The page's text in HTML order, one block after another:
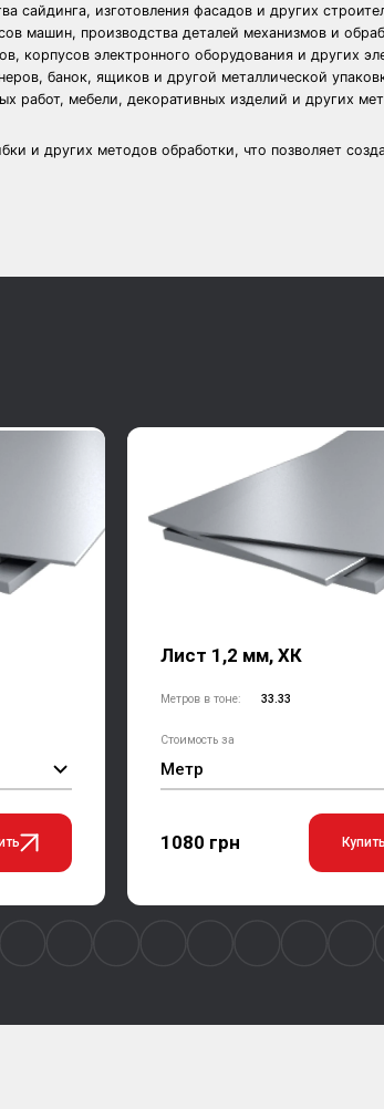
сайдинга, изготовления фасадов и других
машин, производства деталей механизмов и
корпусов электронного оборудования и других
банок, ящиков и другой металлической
работ, мебели, декоративных изделий и других
и других методов обработки, что позволяет
Лист 1,2 мм, ХК
Метров в тоне: 33.33
Стоимость за
Метр
1080 грн Купить